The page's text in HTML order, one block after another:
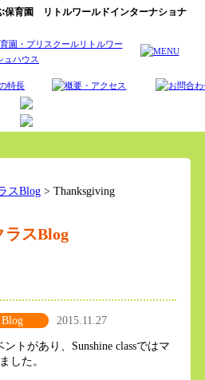
保育園 リトルワールドインターナショナ
スBlog> Thanksgiving
ラスBlog
2015.11.27
トがあり、Sunshine classではマ
した。